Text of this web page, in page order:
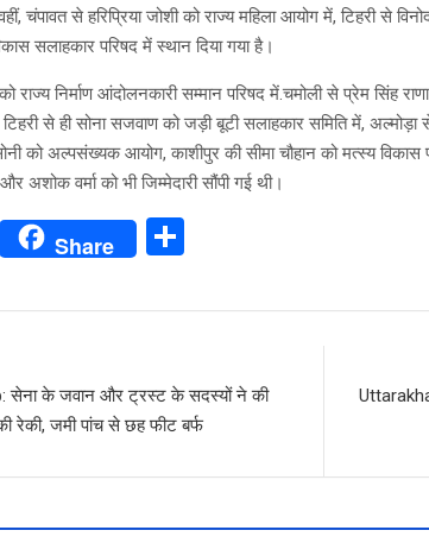
चंपावत से हरिप्रिया जोशी को राज्य महिला आयोग में, टिहरी से
सलाहकार परिषद में स्थान दिया गया है।
राज्य निर्माण आंदोलनकारी सम्मान परिषद में.चमोली से प्रेम सिंह
से ही सोना सजवाण को जड़ी बूटी सलाहकार समिति में, अल्मोड़ा
को अल्पसंख्यक आयोग, काशीपुर की सीमा चौहान को मत्स्य विकास
अशोक वर्मा को भी जिम्मेदारी सौंपी गई थी।
W
Share
ar
सेना के जवान और ट्रस्ट के सदस्यों ने की
रेकी, जमी पांच से छह फीट बर्फ